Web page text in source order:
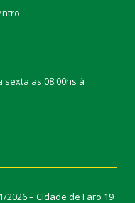
as 08:00hs à
2026 – Cidade de Faro 19